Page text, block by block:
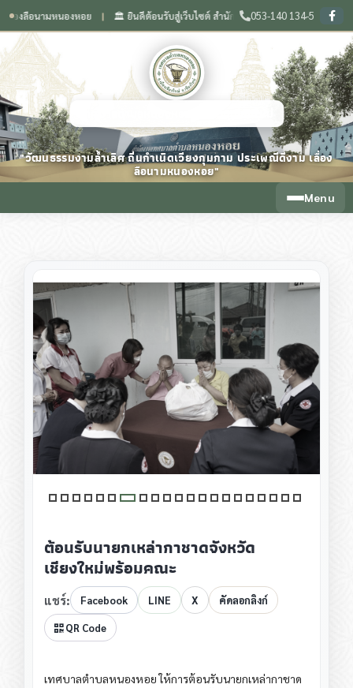
มหนองหอย ❙ 🏛️ ยินดีต้อนรับสู่เว็บไซต์ สำนักงานเทศบาลตำบลหนองหอย จังหวัดเชีย
053-140 134-5
"วัฒนธรรมงามล้ำเลิศ ถิ่นกำเนิดเวียงกุมกาม ประเพณีดีงาม เลื่อง
ลือนามหนองหอย"
Menu
ต้อนรับนายกเหล่ากาชาดจังหวัด
เชียงใหม่พร้อมคณะ
แชร์: Facebook LINE X คัดลอกลิงก์
QR Code
เทศบาลตำบลหนองหอย ให้การต้อนรับนายกเหล่ากาชาด